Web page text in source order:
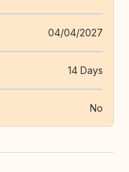
04/04/2027
14 Days
No